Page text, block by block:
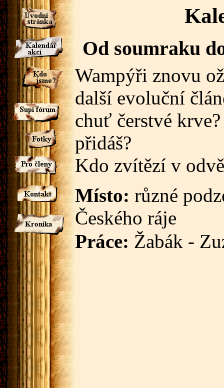
Od soumraku
Wampýři znovu
další evoluční
chuť čerstvé
přidáš?
Kdo zvítězí v
Místo: různé
Českého ráje
Práce: Žabák -